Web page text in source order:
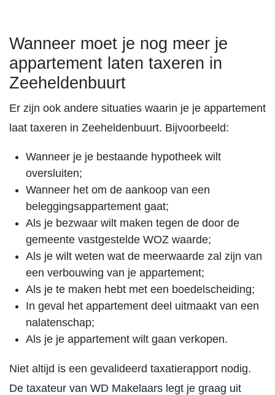
Wanneer moet je nog meer je
appartement laten taxeren in
Zeeheldenbuurt
Er zijn ook andere situaties waarin je je appartement
laat taxeren in Zeeheldenbuurt. Bijvoorbeeld:
Wanneer je je bestaande hypotheek wilt
oversluiten;
Wanneer het om de aankoop van een
beleggingsappartement gaat;
Als je bezwaar wilt maken tegen de door de
gemeente vastgestelde WOZ waarde;
Als je wilt weten wat de meerwaarde zal zijn van
een verbouwing van je appartement;
Als je te maken hebt met een boedelscheiding;
In geval het appartement deel uitmaakt van een
nalatenschap;
Als je je appartement wilt gaan verkopen.
Niet altijd is een gevalideerd taxatierapport nodig.
De taxateur van WD Makelaars legt je graag uit